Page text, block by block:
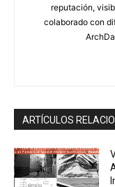
reputación,
colaborado con
ARTÍCULOS